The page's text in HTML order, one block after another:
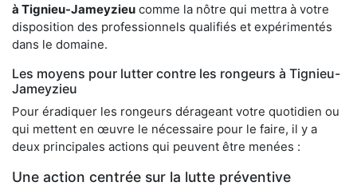
à Tignieu-Jameyzieu comme la nôtre qui mettra à votre
disposition des professionnels qualifiés et expérimentés
dans le domaine.
Les moyens pour lutter contre les rongeurs à Tignieu-
Jameyzieu
Pour éradiquer les rongeurs dérageant votre quotidien ou
qui mettent en œuvre le nécessaire pour le faire, il y a
deux principales actions qui peuvent être menées :
Une action centrée sur la lutte préventive